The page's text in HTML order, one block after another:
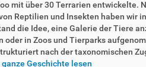
mit über 30 Terrarien entwickelte.
Reptilien und Insekten haben wir
die Idee, eine Galerie der Tiere
in Zoos und Tierparks
nach der taxonomischen
ganze Geschichte lesen